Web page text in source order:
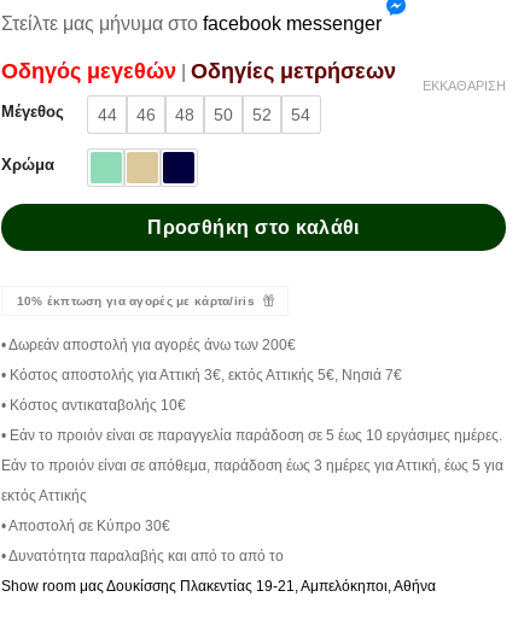
Στείλτε μας μήνυμα στο facebook messenger
Oδηγός μεγεθών Oδηγίες μετρήσεων
Μέγεθος 44 46 48 50 52 54
Χρώμα
ΕΚΚΑΘΆΡΙΣΗ
Προσθήκη στο καλάθι
10% έκπτωση για αγορές με κάρτα/iris
• Δωρεάν αποστολή για αγορές άνω των 200€
• Κόστος αποστολής για Αττική 3€, εκτός Αττικής 5€, Νησιά 7€
• Κόστος αντικαταβολής 10€
• Εάν το προιόν είναι σε παραγγελία παράδοση σε 5 έως 10 εργάσιμες ημέρες.
Εάν το προιόν είναι σε απόθεμα, παράδοση έως 3 ημέρες για Αττική, έως 5 για
εκτός Αττικής
• Αποστολή σε Κύπρο 30€
• Δυνατότητα παραλαβής και από το από το
Show room μας Δουκίσσης Πλακεντίας 19-21, Αμπελόκηποι, Αθήνα